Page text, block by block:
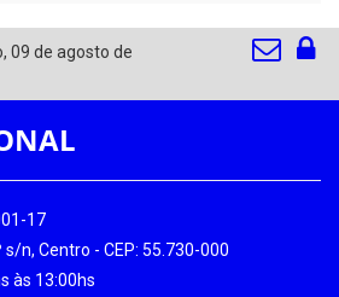
, 09 de agosto de
17
n, Centro - CEP: 55.730-000
às 13:00hs